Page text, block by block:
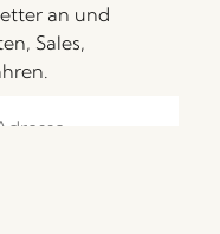
an und
Sales,